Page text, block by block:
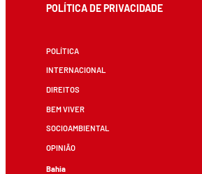
POLÍTICA DE PRIVACIDADE
POLÍTICA
INTERNACIONAL
DIREITOS
BEM VIVER
SOCIOAMBIENTAL
OPINIÃO
Bahia